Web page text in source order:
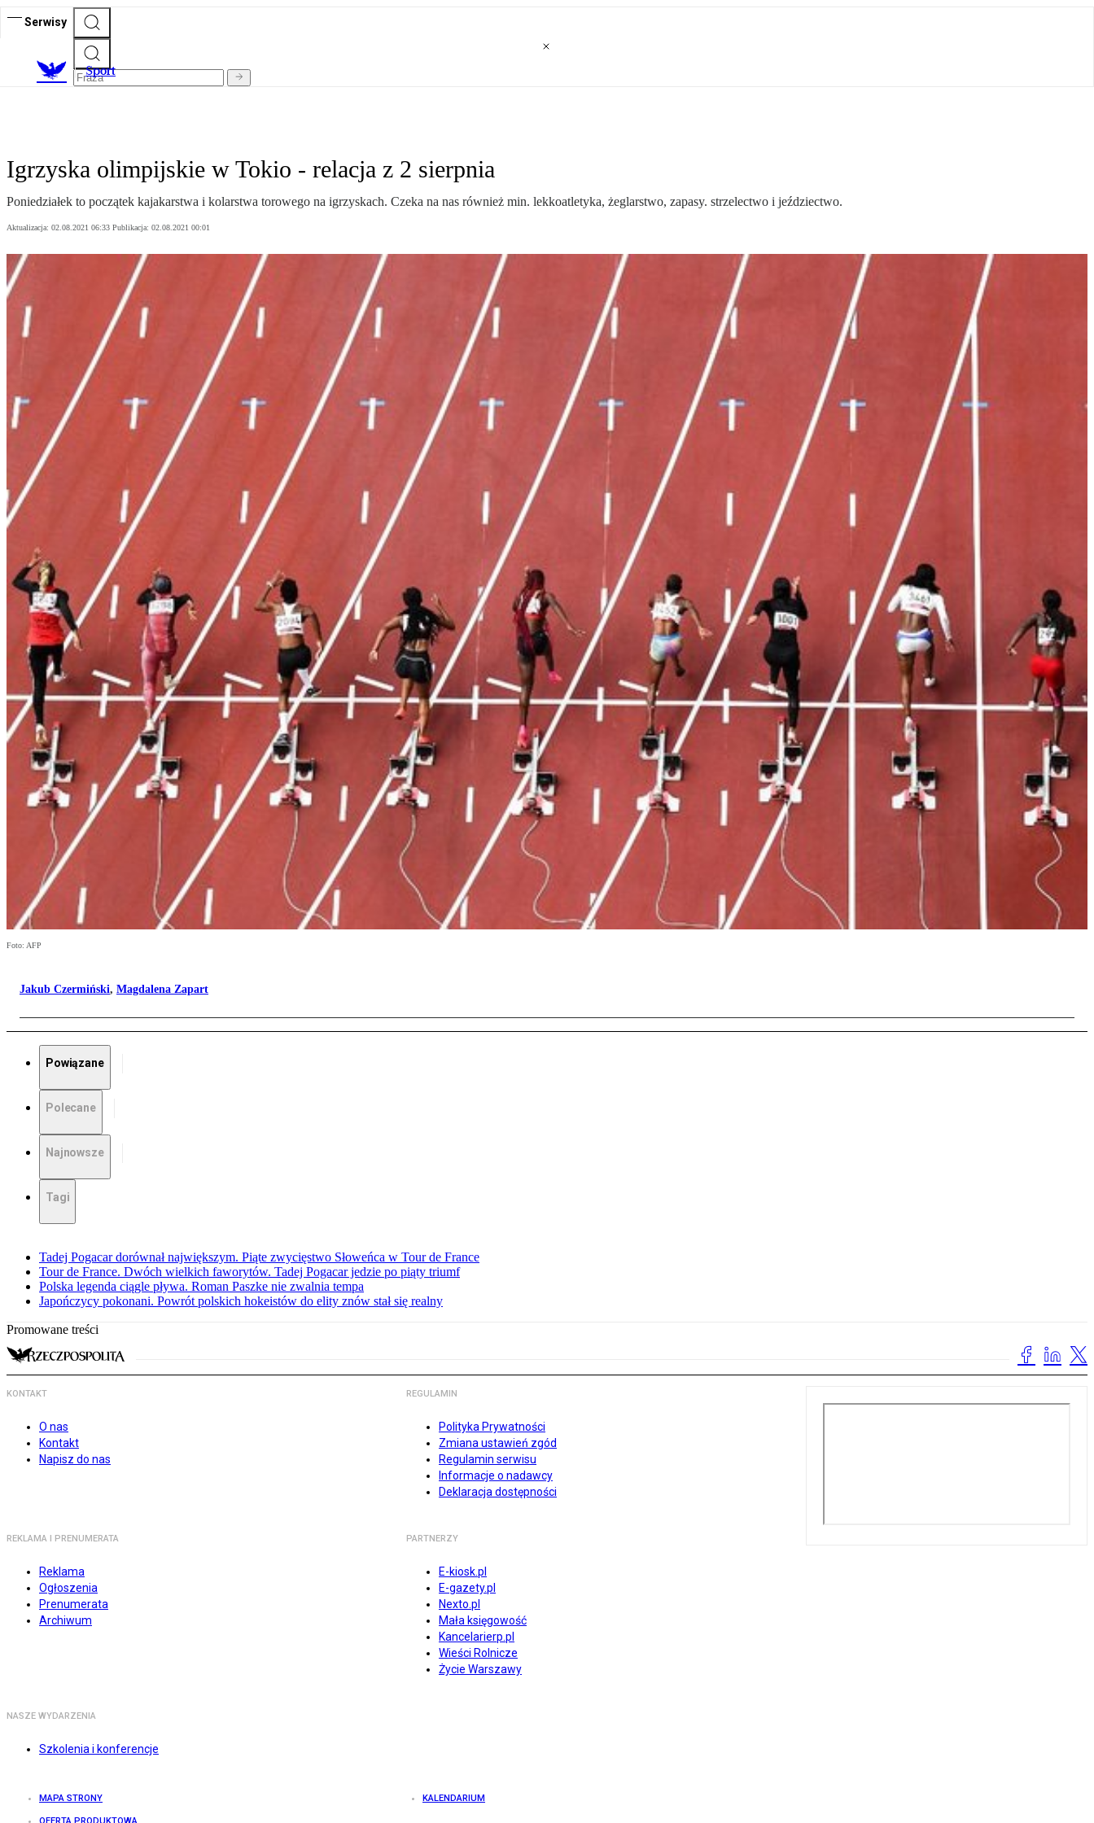
Serwisy
Sport
Igrzyska olimpijskie w Tokio - relacja z 2 sierpnia
Poniedziałek to początek kajakarstwa i kolarstwa torowego na igrzyskach. Czeka na nas również min. lekkoatletyka, żeglarstwo, zapasy. strzelectwo i jeździectwo.
Aktualizacja: 02.08.2021 06:33 Publikacja: 02.08.2021 00:01
Foto: AFP
Jakub Czermiński, Magdalena Zapart
Powiązane
Polecane
Najnowsze
Tagi
Tadej Pogacar dorównał największym. Piąte zwycięstwo Słoweńca w Tour de France
Tour de France. Dwóch wielkich faworytów. Tadej Pogacar jedzie po piąty triumf
Polska legenda ciągle pływa. Roman Paszke nie zwalnia tempa
Japończycy pokonani. Powrót polskich hokeistów do elity znów stał się realny
Promowane treści
KONTAKT
O nas
Kontakt
Napisz do nas
REGULAMIN
Polityka Prywatności
Zmiana ustawień zgód
Regulamin serwisu
Informacje o nadawcy
Deklaracja dostępności
REKLAMA I PRENUMERATA
Reklama
Ogłoszenia
Prenumerata
Archiwum
PARTNERZY
E-kiosk.pl
E-gazety.pl
Nexto.pl
Mała księgowość
Kancelarierp.pl
Wieści Rolnicze
Życie Warszawy
NASZE WYDARZENIA
Szkolenia i konferencje
MAPA STRONY KALENDARIUM